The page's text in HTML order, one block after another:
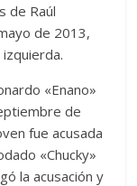
de Raúl
de 2013,
«Enano»
de
fue acusada
«Chucky»
la acusación y